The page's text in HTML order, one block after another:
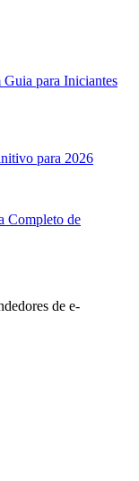
para Iniciantes
para 2026
Completo de
de e-